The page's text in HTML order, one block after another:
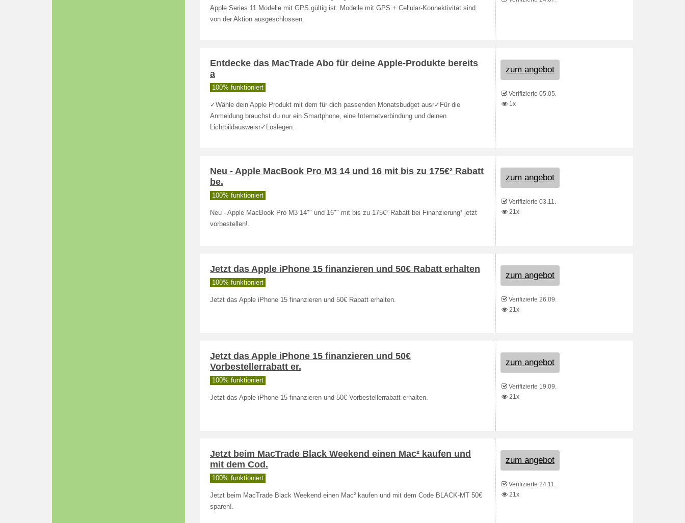
Apple Series 11 Modelle mit GPS gültig ist. Modelle mit GPS + Cellular-Konnektivität sind
von der Aktion ausgeschlossen.
Entdecke das MacTrade Abo für deine Apple-Produkte bereits
a
100% funktioniert
✓Wähle dein Apple Produkt mit dem für dich passenden Monatsbudget ausr✓Für die
Anmeldung brauchst du nur ein Smartphone, eine Internetverbindung und deinen
Lichtbildausweisr✓Loslegen.
zum angebot
Verifizierte 05.05.
1x
Neu - Apple MacBook Pro M3 14 und 16 mit bis zu 175€² Rabatt
be.
100% funktioniert
Neu - Apple MacBook Pro M3 14"" und 16"" mit bis zu 175€² Rabatt bei Finanzierung¹ jetzt
vorbestellen!.
zum angebot
Verifizierte 03.11.
21x
Jetzt das Apple iPhone 15 finanzieren und 50€ Rabatt erhalten
100% funktioniert
Jetzt das Apple iPhone 15 finanzieren und 50€ Rabatt erhalten.
zum angebot
Verifizierte 26.09.
21x
Jetzt das Apple iPhone 15 finanzieren und 50€
Vorbestellerrabatt er.
100% funktioniert
Jetzt das Apple iPhone 15 finanzieren und 50€ Vorbestellerrabatt erhalten.
zum angebot
Verifizierte 19.09.
21x
Jetzt beim MacTrade Black Weekend einen Mac² kaufen und
mit dem Cod.
100% funktioniert
Jetzt beim MacTrade Black Weekend einen Mac² kaufen und mit dem Code BLACK-MT 50€
sparen!.
zum angebot
Verifizierte 24.11.
21x